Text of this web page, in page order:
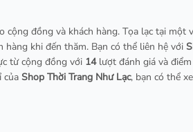
đồng và khách hàng. Tọa lạc tại một
khi đến thăm. Bạn có thể liên hệ với
từ cộng đồng với 14lượt đánh giá và
của Shop Thời Trang Như Lạc, bạn có thể